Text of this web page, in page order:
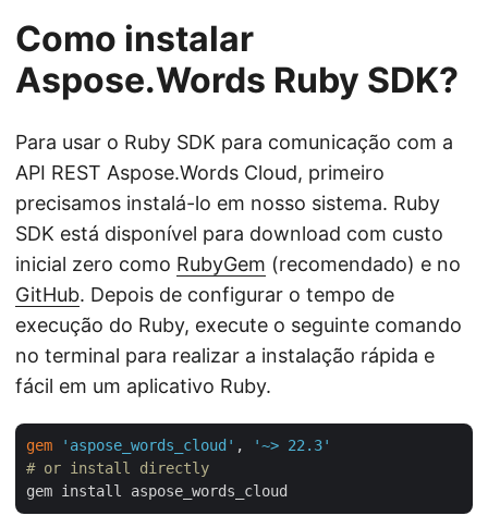
Como instalar
Aspose.Words Ruby SDK?
Para usar o Ruby SDK para comunicação com a
API REST Aspose.Words Cloud, primeiro
precisamos instalá-lo em nosso sistema. Ruby
SDK está disponível para download com custo
inicial zero como RubyGem (recomendado) e no
GitHub. Depois de configurar o tempo de
execução do Ruby, execute o seguinte comando
no terminal para realizar a instalação rápida e
fácil em um aplicativo Ruby.
gem 'aspose_words_cloud' ,
'~> 22.3'
# or install directly